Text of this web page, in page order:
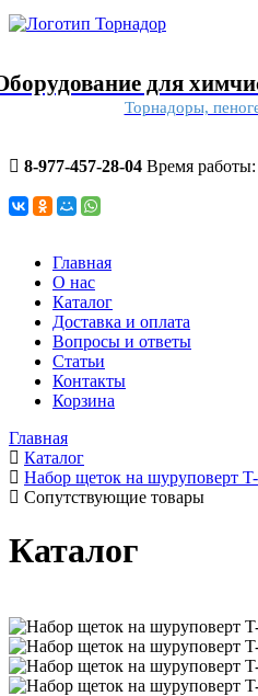
для
Торнадоры,
8-977-457-28-04 Время
Главная
О нас
Каталог
Доставка и оплата
Вопросы и ответы
Статьи
Контакты
Корзина
Главная
Каталог
Набор щеток на шуруповерт
Сопутствующие товары
Каталог